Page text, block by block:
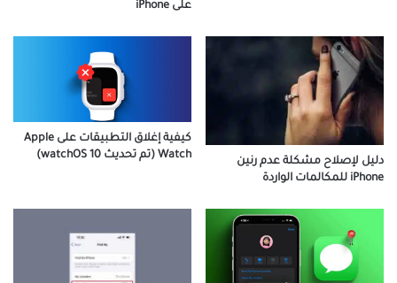
على iPhone
دليل لإصلاح مشكلة عدم رنين
iPhone للمكالمات الواردة
كيفية إغلاق التطبيقات على Apple
Watch (تم تحديث watchOS 10)